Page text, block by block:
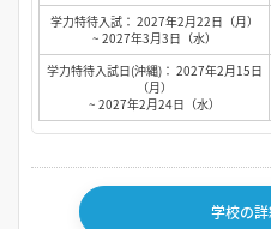
学力特待入試： 2027年2月22日（月）
~ 2027年3月3日（水）
学力特待入試日(沖縄)： 2027年2月15日
（月）
~ 2027年2月24日（水）
学校の